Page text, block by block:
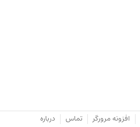
افزونه مرورگر تماس درباره